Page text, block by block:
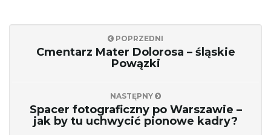
POPRZEDNI
Cmentarz Mater Dolorosa – śląskie
Powązki
NASTĘPNY
Spacer fotograficzny po Warszawie –
jak by tu uchwycić pionowe kadry?